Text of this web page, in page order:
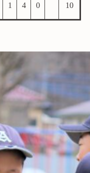
1 4 0 10